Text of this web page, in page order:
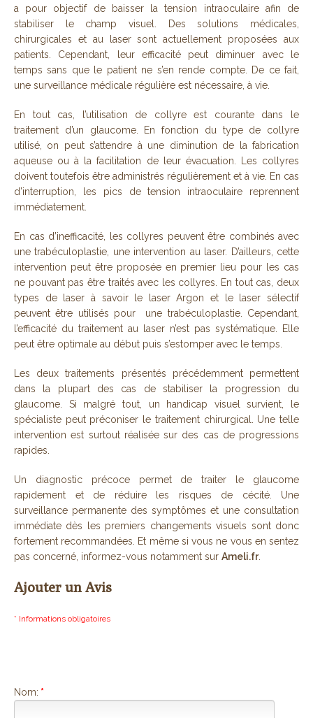
a pour objectif de baisser la tension intraoculaire afin de
stabiliser le champ visuel. Des solutions médicales,
chirurgicales et au laser sont actuellement proposées aux
patients. Cependant, leur efficacité peut diminuer avec le
temps sans que le patient ne s’en rende compte. De ce fait,
une surveillance médicale régulière est nécessaire, à vie.
En tout cas, l’utilisation de collyre est courante dans le
traitement d’un glaucome. En fonction du type de collyre
utilisé, on peut s’attendre à une diminution de la fabrication
aqueuse ou à la facilitation de leur évacuation. Les collyres
doivent toutefois être administrés régulièrement et à vie. En cas
d’interruption, les pics de tension intraoculaire reprennent
immédiatement.
En cas d’inefficacité, les collyres peuvent être combinés avec
une trabéculoplastie, une intervention au laser. D’ailleurs, cette
intervention peut être proposée en premier lieu pour les cas
ne pouvant pas être traités avec les collyres. En tout cas, deux
types de laser à savoir le laser Argon et le laser sélectif
peuvent être utilisés pour une trabéculoplastie. Cependant,
l’efficacité du traitement au laser n’est pas systématique. Elle
peut être optimale au début puis s’estomper avec le temps.
Les deux traitements présentés précédemment permettent
dans la plupart des cas de stabiliser la progression du
glaucome. Si malgré tout, un handicap visuel survient, le
spécialiste peut préconiser le traitement chirurgical. Une telle
intervention est surtout réalisée sur des cas de progressions
rapides.
Un diagnostic précoce permet de traiter le glaucome
rapidement et de réduire les risques de cécité. Une
surveillance permanente des symptômes et une consultation
immédiate dès les premiers changements visuels sont donc
fortement recommandées. Et même si vous ne vous en sentez
pas concerné, informez-vous notamment sur Ameli.fr.
Ajouter un Avis
* Informations obligatoires
Nom: *